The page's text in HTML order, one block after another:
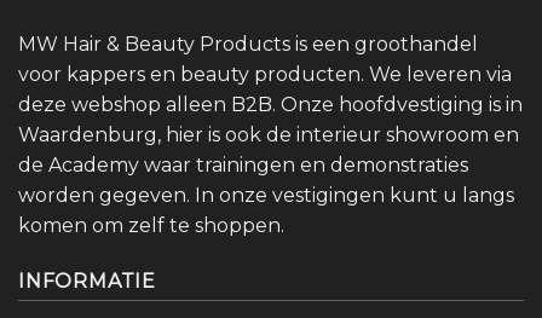
MW Hair & Beauty Products is een groothandel
voor kappers en beauty producten. We leveren via
deze webshop alleen B2B. Onze hoofdvestiging is in
Waardenburg, hier is ook de interieur showroom en
de Academy waar trainingen en demonstraties
worden gegeven. In onze vestigingen kunt u langs
komen om zelf te shoppen.
INFORMATIE